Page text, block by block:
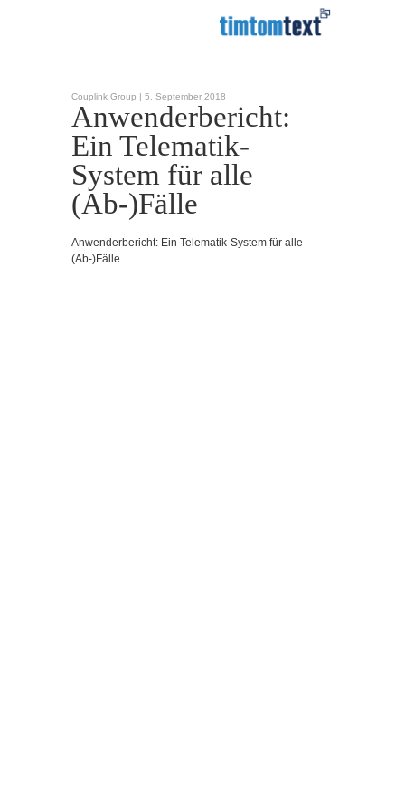
Couplink Group | 5. September 2018
Anwenderbericht:
Ein Telematik-
System für alle
(Ab-)Fälle
Anwenderbericht: Ein Telematik-System für alle
(Ab-)Fälle